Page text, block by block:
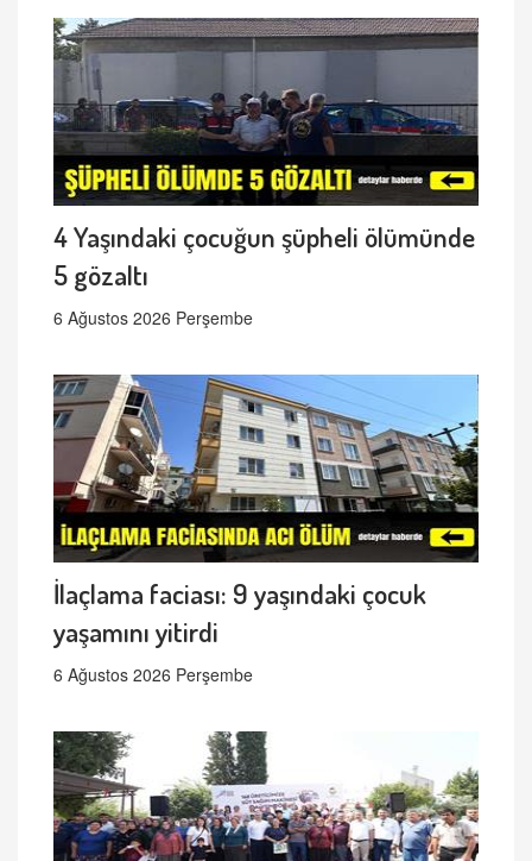
4 Yaşındaki çocuğun şüpheli ölümünde
5 gözaltı
6 Ağustos 2026 Perşembe
İlaçlama faciası: 9 yaşındaki çocuk
yaşamını yitirdi
6 Ağustos 2026 Perşembe